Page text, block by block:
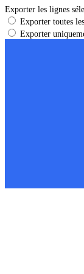
Exporter les lignes
Exporter toutes
Exporter